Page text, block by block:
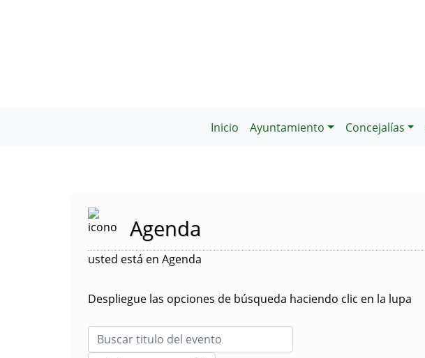
Inicio Ayuntamiento Concejalías
Agenda
usted está en Agenda
Despliegue las opciones de búsqueda haciendo clic en la lupa